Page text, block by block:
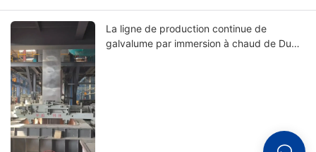
La ligne de production continue de
galvalume par immersion à chaud de Dubaï